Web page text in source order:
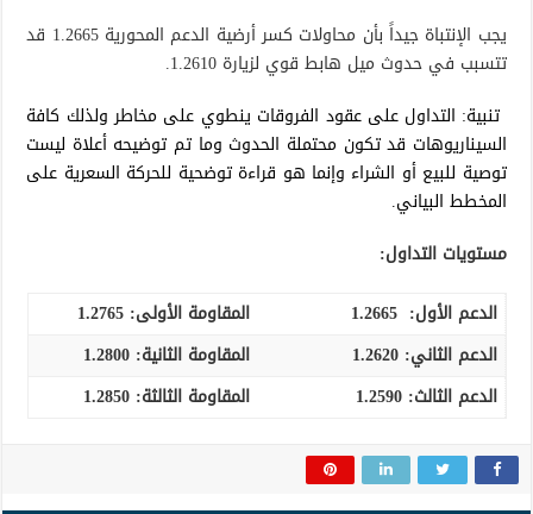
يجب الإنتباة جيداً بأن محاولات كسر أرضية الدعم المحورية 1.2665 قد
تتسبب في حدوث ميل هابط قوي لزيارة 1.2610.
تنبية: التداول على عقود الفروقات ينطوي على مخاطر ولذلك كافة
السيناريوهات قد تكون محتملة الحدوث وما تم توضيحه أعلاة ليست
توصية للبيع أو الشراء وإنما هو قراءة توضحية للحركة السعرية على
المخطط البياني.
مستويات التداول:
الدعم الأول: 1.2665 المقاومة الأولى: 1.2765
الدعم الثاني: 1.2620 المقاومة الثانية: 1.2800
الدعم الثالث: المقاومة الثالثة: 1.2850